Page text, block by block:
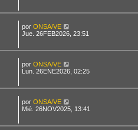
por ONSA/VE
Jue. 26FEB2026, 23:51
por ONSA/VE
Lun. 26ENE2026, 02:25
por ONSA/VE
Mié. 26NOV2025, 13:41